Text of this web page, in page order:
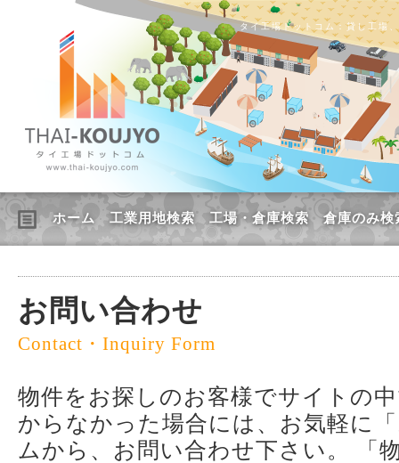
タイ工場ドットコム：貸し工場
ホーム 工業用地検索 工場・倉庫検索 倉庫のみ検
お問い合わせ
Contact・Inquiry Form
物件をお探しのお客様でサイトの
からなかった場合には、お気軽に
ムから、お問い合わせ下さい。 「